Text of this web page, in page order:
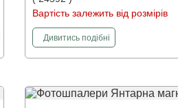
Вартість залежить від розмірів
Дивитисьфотошпалери
подібніДерево щастя 3Д